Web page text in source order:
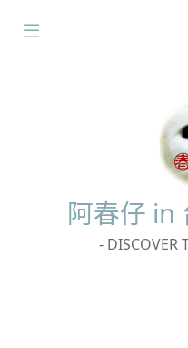
阿春仔 in
- DISCOVER